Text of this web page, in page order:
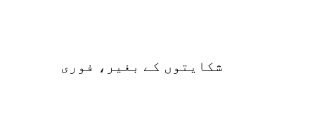
شکایتوں کے بغیر، فوری